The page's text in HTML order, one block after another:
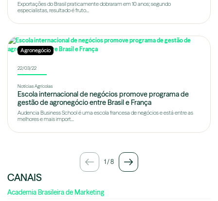
Exportações do Brasil praticamente dobraram em 10 anos; segundo
especialistas, resultado é fruto...
Agronegócio
22/03/22
Notícias Agrícolas
Escola internacional de negócios promove programa de
gestão de agronegócio entre Brasil e França
Audencia Business School é uma escola francesa de negócios e está entre as
melhores e mais import...
1 /8
CANAIS
Academia Brasileira de Marketing